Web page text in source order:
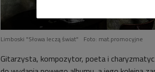
Limboski "Słowa leczą świat" Foto: mat.promocyjne
Gitarzysta, kompozytor, poeta i